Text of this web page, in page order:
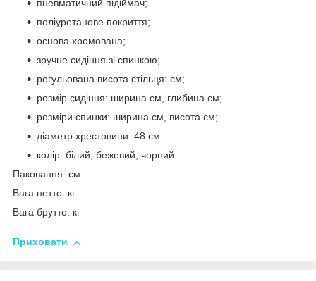
пневматичний підіймач;
поліуретанове покриття;
основа хромована;
зручне сидіння зі спинкою;
регульована висота стільця: см;
розмір сидіння: ширина см, глибина см;
розміри спинки: ширина см, висота см;
діаметр хрестовини: 48 см
колір: білий, бежевий, чорний
Паковання: см
Вага нетто: кг
Вага брутто: кг
Приховати